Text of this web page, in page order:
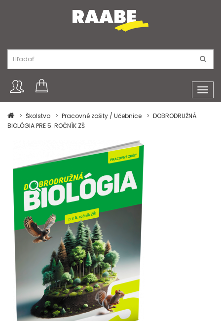
Školstvo
Pracovné zošity / Učebnice
DOBRODRUŽNÁ
BIOLÓGIA PRE 5. ROČNÍK ZŠ